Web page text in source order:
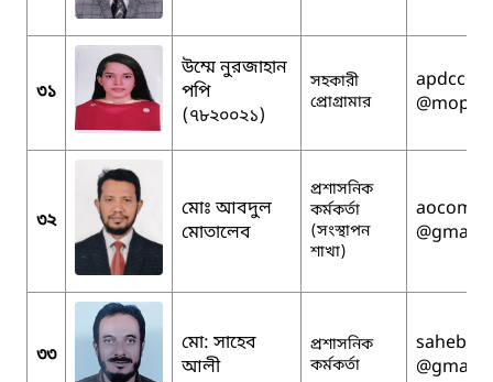
৩১
উম্মে নুরজাহান
পপি
(৭৮২০০২১)
সহকারী
প্রোগ্রামার
৩২
মোঃ আবদুল
মোতালেব
প্রশাসনিক
কর্মকর্তা
(সংস্থাপন
শাখা)
৩৩
মো: সাহেব
আলী
প্রশাসনিক
কর্মকর্তা